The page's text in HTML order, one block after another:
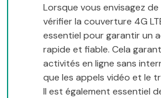
Lorsque vous envisagez
vérifier la couverture 4G
essentiel pour garantir un
rapide et fiable. Cela
activités en ligne sans
que les appels vidéo et le
Il est également essentiel